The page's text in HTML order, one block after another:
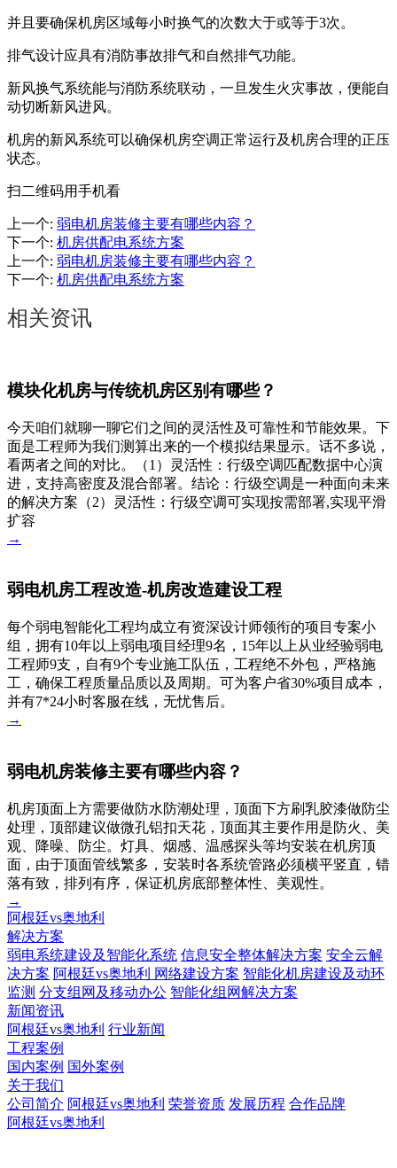
并且要确保机房区域每小时换气的次数大于或等于3次。
排气设计应具有消防事故排气和自然排气功能。
新风换气系统能与消防系统联动，一旦发生火灾事故，便能自
动切断新风进风。
机房的新风系统可以确保机房空调正常运行及机房合理的正压
状态。
扫二维码用手机看
上一个: 弱电机房装修主要有哪些内容？
下一个: 机房供配电系统方案
上一个: 弱电机房装修主要有哪些内容？
下一个: 机房供配电系统方案
相关资讯
模块化机房与传统机房区别有哪些？
今天咱们就聊一聊它们之间的灵活性及可靠性和节能效果。下
面是工程师为我们测算出来的一个模拟结果显示。话不多说，
看两者之间的对比。（1）灵活性：行级空调匹配数据中心演
进，支持高密度及混合部署。结论：行级空调是一种面向未来
的解决方案（2）灵活性：行级空调可实现按需部署,实现平滑
扩容
→
弱电机房工程改造-机房改造建设工程
每个弱电智能化工程均成立有资深设计师领衔的项目专案小
组，拥有10年以上弱电项目经理9名，15年以上从业经验弱电
工程师9支，自有9个专业施工队伍，工程绝不外包，严格施
工，确保工程质量品质以及周期。可为客户省30%项目成本，
并有7*24小时客服在线，无忧售后。
→
弱电机房装修主要有哪些内容？
机房顶面上方需要做防水防潮处理，顶面下方刷乳胶漆做防尘
处理，顶部建议做微孔铝扣天花，顶面其主要作用是防火、美
观、降噪、防尘。灯具、烟感、温感探头等均安装在机房顶
面，由于顶面管线繁多，安装时各系统管路必须横平竖直，错
落有致，排列有序，保证机房底部整体性、美观性。
→
阿根廷vs奥地利
解决方案
弱电系统建设及智能化系统 信息安全整体解决方案 安全云解
决方案 阿根廷vs奥地利 网络建设方案 智能化机房建设及动环
监测 分支组网及移动办公 智能化组网解决方案
新闻资讯
阿根廷vs奥地利 行业新闻
工程案例
国内案例 国外案例
关于我们
公司简介 阿根廷vs奥地利 荣誉资质 发展历程 合作品牌
阿根廷vs奥地利